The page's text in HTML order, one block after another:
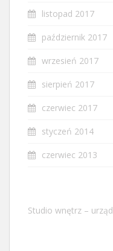
listopad 2017
październik 2017
wrzesień 2017
sierpień 2017
czerwiec 2017
styczeń 2014
czerwiec 2013
Studio wnętrz –